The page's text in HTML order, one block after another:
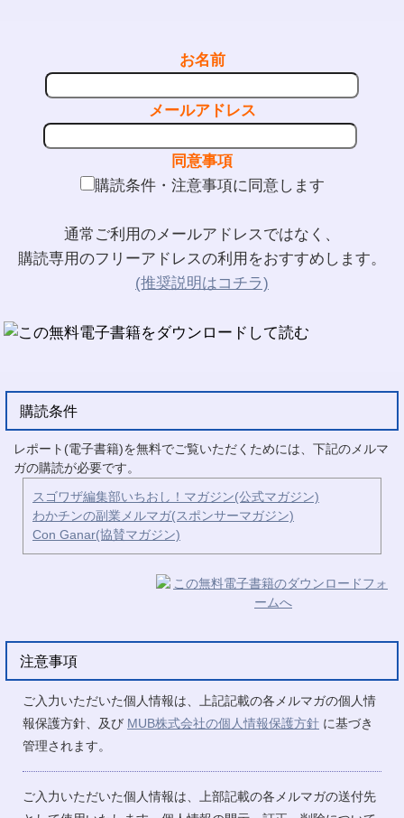
お名前
メールアドレス
同意事項
購読条件・注意事項に同意します
通常ご利用のメールアドレスではなく、
購読専用のフリーアドレスの利用をおすすめします。
(推奨説明はコチラ)
購読条件
レポート(電子書籍)を無料でご覧いただくためには、下記のメルマ
ガの購読が必要です。
スゴワザ編集部いちおし！マガジン(公式マガジン)
わかチンの副業メルマガ(スポンサーマガジン)
Con Ganar(協賛マガジン)
注意事項
ご入力いただいた個人情報は、上記記載の各メルマガの個人情
報保護方針、及び MUB株式会社の個人情報保護方針 に基づき
管理されます。
ご入力いただいた個人情報は、上部記載の各メルマガの送付先